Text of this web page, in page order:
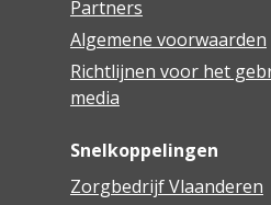
Partners
Algemene voorwaarden
Richtlijnen voor het
media
Snelkoppelingen
Zorgbedrijf Vlaanderen